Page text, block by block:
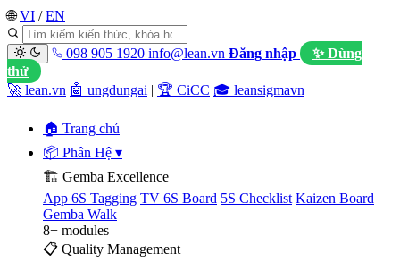
🌐 VI / EN
098 905 1920 info@lean.vn Đăng nhập
✨ Dùng
thử
🚀 lean.vn 🤖 ungdungai | 🏆 CiCC 🎓 leansigmavn
🏠 Trang chủ
📦 Phân Hệ ▾
🏗️ Gemba Excellence
App 6S Tagging TV 6S Board 5S Checklist Kaizen Board
Gemba Walk
8+ modules
📋 Quality Management